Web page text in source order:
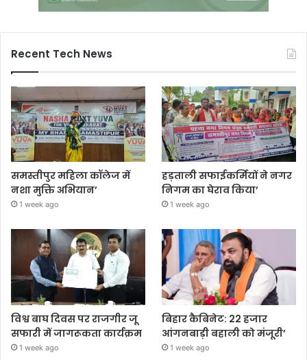
Recent Tech News
समस्तीपुर महिला कॉलेज में
नशा मुक्ति अभियान’
1 week ago
हड़ताली सफाईकर्मियों ने नगर
निगम का घेराव किया’
1 week ago
विश्व बाघ दिवस पर राजगीर जू
सफारी में जागरूकता कार्यक्रम
1 week ago
बिहार कैबिनेट: 22 हजार
आंगनबाड़ी बहाली को मंजूरी’
1 week ago